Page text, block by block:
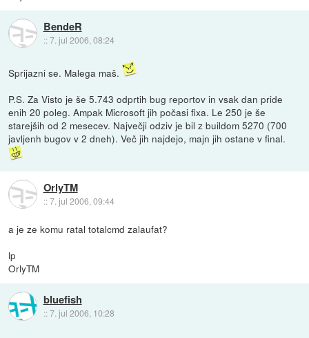
BendeR
::7. jul 2006, 08:24
Sprijazni se. Malega maš.
P.S. Za Visto je še 5.743 odprtih bug reportov in vsak dan pride
enih 20 poleg. Ampak Microsoft jih počasi fixa. Le 250 je še
starejših od 2 mesecev. Največji odziv je bil z buildom 5270 (700
javljenh bugov v 2 dneh). Več jih najdejo, majn jih ostane v final.
OrlyTM
::7. jul 2006, 09:44
a je ze komu ratal totalcmd zalaufat?
lp
OrlyTM
bluefish
::7. jul 2006, 10:28